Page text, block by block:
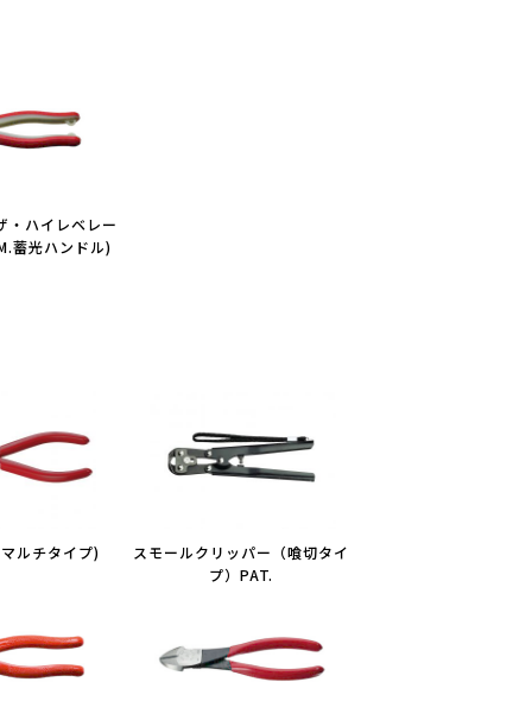
ハイレベレー
蓄光ハンドル)
ルチタイプ)
スモールクリッパー（喰切タイ
プ）PAT.